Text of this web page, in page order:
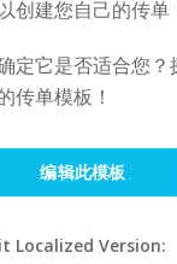
创建您自己的传单
定它是否适合您
传单模板！
编辑此模板
Localized Version: